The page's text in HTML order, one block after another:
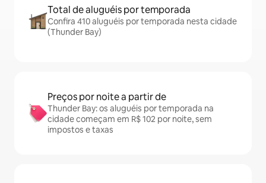
Total de aluguéis por temporada
Confira 410 aluguéis por temporada nesta cidade
(Thunder Bay)
Preços por noite a partir de
Thunder Bay: os aluguéis por temporada na
cidade começam em R$ 102 por noite, sem
impostos e taxas